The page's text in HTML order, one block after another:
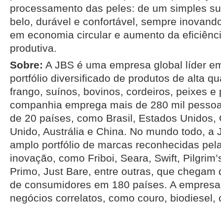
processamento das peles: de um simples
belo, durável e confortável, sempre
em economia circular e aumento da
produtiva.
Sobre: A JBS é uma empresa global líder
portfólio diversificado de produtos de alta
frango, suínos, bovinos, cordeiros, peixes e
companhia emprega mais de 280 mil
de 20 países, como Brasil, Estados Unidos,
Unido, Austrália e China. No mundo todo, a
amplo portfólio de marcas reconhecidas
inovação, como Friboi, Seara, Swift,
Primo, Just Bare, entre outras, que chegam
de consumidores em 180 países. A
negócios correlatos, como couro, biodiesel,